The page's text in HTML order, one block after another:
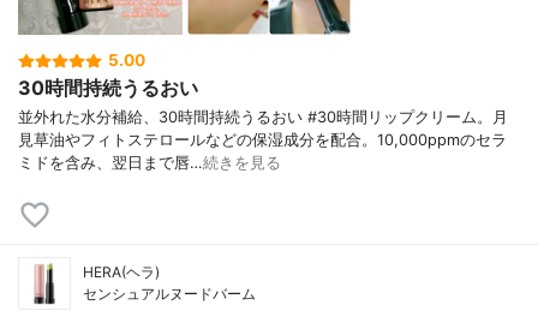
5.00
30時間持続うるおい
並外れた水分補給、30時間持続うるおい #30時間リップクリーム。月
見草油やフィトステロールなどの保湿成分を配合。10,000ppmのセラ
ミドを含み、翌日まで唇…続きを見る
HERA(ヘラ)
センシュアルヌードバーム